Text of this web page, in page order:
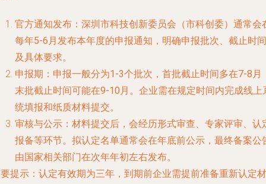
官方通知发布 ：深圳市科技创新委员会（市科创委）通常会
每年5-6月发布本年度的申报通知，明确申报批次、截止时间
及具体要求。
申报期 ：申报一般分为1-3个批次 ，首批截止时间多在7-8月
末批截止时间可能在9-10月 。企业需在规定时间内完成线上
统填报和纸质材料提交。
审核与公示 ：材料提交后，会经历形式审查、专家评审、认
报备等环节。拟认定名单通常会在年底前公示，最终备案公
由国家相关部门在次年年初左右发布。
提示 ：认定有效期为三年 ，到期前企业需提前准备重新认定材